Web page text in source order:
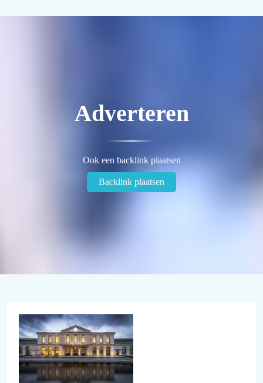
Adverteren
Ook een backlink plaatsen
Backlink plaatsen